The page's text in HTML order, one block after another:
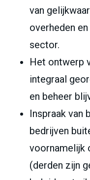
van
overheden
sector.
Het ontwerp
integraal
en beheer
Inspraak van
bedrijven
voornamelijk
(derden zijn